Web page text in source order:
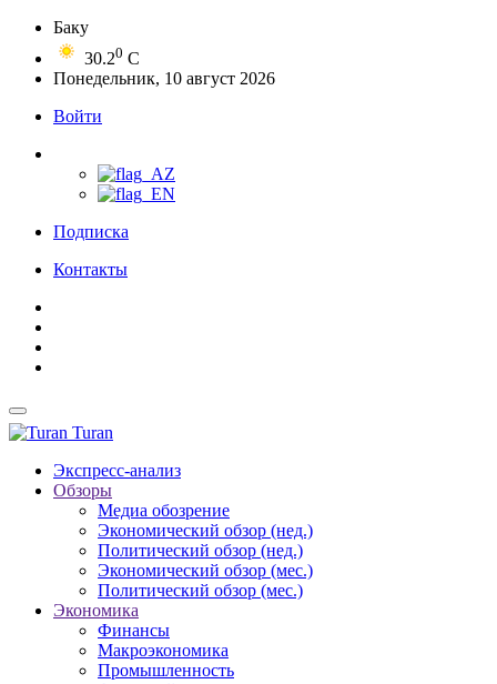
Баку
30.20 C
Понедельник, 10 август 2026
Войти
Подписка
Контакты
Turan
Экспресс-анализ
Обзоры
Медиа обозрение
Экономический обзор (нед.)
Политический обзор (нед.)
Экономический обзор (мес.)
Политический обзор (мес.)
Экономика
Финансы
Макроэкономика
Промышленность